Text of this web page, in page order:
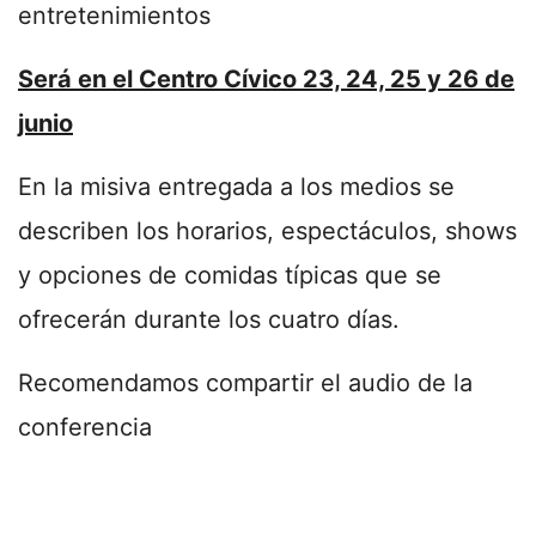
entretenimientos
Será en el Centro Cívico 23, 24, 25 y 26 de
junio
En la misiva entregada a los medios se
describen los horarios, espectáculos, shows
y opciones de comidas típicas que se
ofrecerán durante los cuatro días.
Recomendamos compartir el audio de la
conferencia